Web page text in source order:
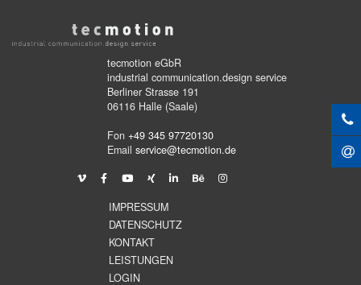
tecmotion eGbR
industrial communication.design service
Berliner Strasse 191
06116 Halle (Saale)
Fon +49 345 97720130
Email service@tecmotion.de
IMPRESSUM
DATENSCHUTZ
KONTAKT
LEISTUNGEN
LOGIN